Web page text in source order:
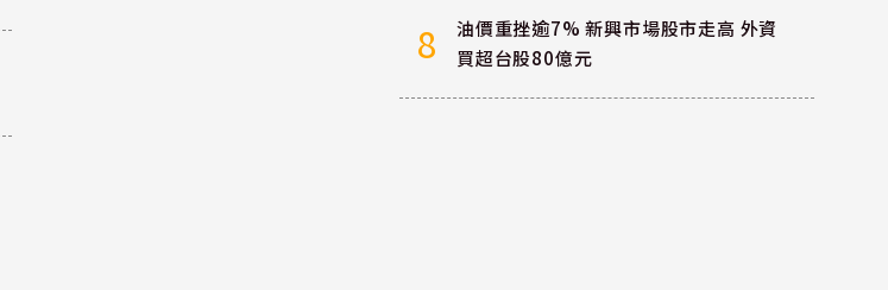
8
油價重挫逾7% 新興市場股市走高 外資
買超台股80億元